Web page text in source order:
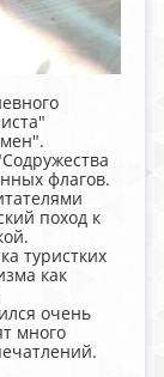
флагов.
поход к
туристких
как
очень
много